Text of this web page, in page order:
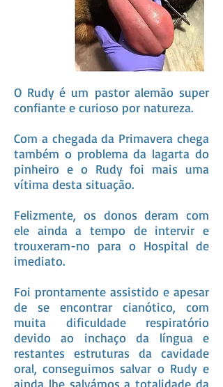
O Rudy é um pastor alemão super
confiante e curioso por natureza.
Com a chegada da Primavera chega
também o problema da lagarta do
pinheiro e o Rudy foi mais uma
vítima desta situação.
Felizmente, os donos deram com
ele ainda a tempo de intervir e
trouxeram-no para o Hospital de
imediato.
Foi prontamente assistido e apesar
de se encontrar cianótico, com
muita dificuldade respiratório
devido ao inchaço da língua e
restantes estruturas da cavidade
oral, conseguimos salvar o Rudy e
ainda lhe salvámos a totalidade da